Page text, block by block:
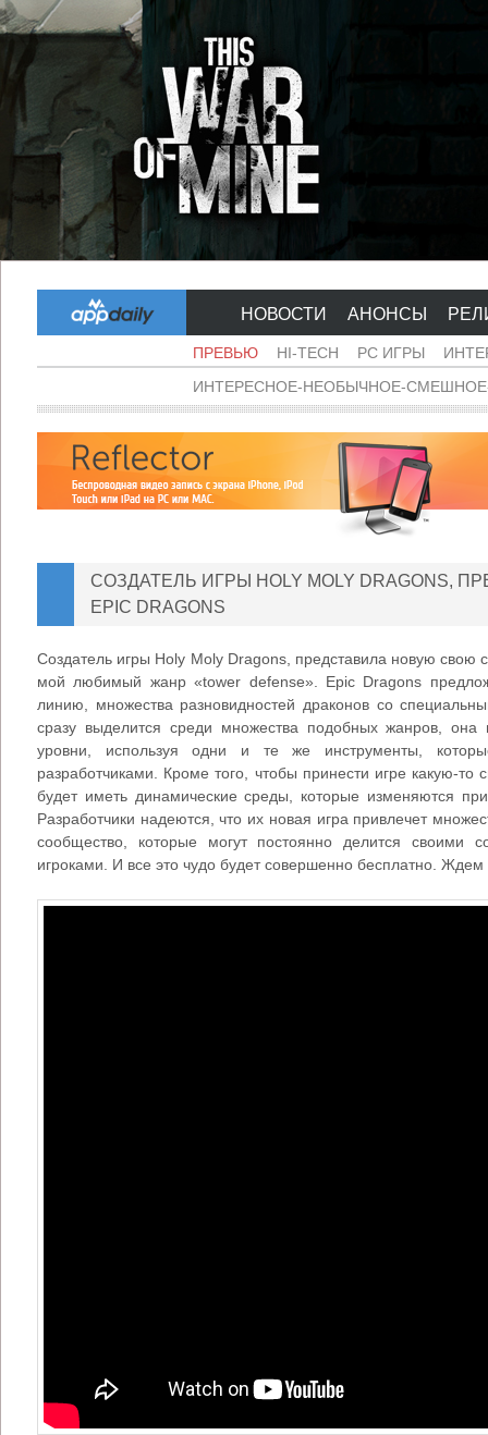
НОВОСТИ АНОНСЫ
ПРЕВЬЮ HI-TECH PC ИГРЫ
ИНТЕРЕСНОЕ-НЕОБЫЧНОЕ-
СОЗДАТЕЛЬ ИГРЫ HOLY MOLY DRAGONS,
EPIC DRAGONS
Создатель игры Holy Moly Dragons, представила новую свою
мой любимый жанр «tower defense». Epic Dragons
линию, множества разновидностей драконов со
сразу выделится среди множества подобных жанров, она
уровни, используя одни и те же инструменты,
разработчиками. Кроме того, чтобы принести игре какую-то
будет иметь динамические среды, которые изменяются
Разработчики надеются, что их новая игра привлечет
сообщество, которые могут постоянно делится своими
игроками. И все это чудо будет совершенно бесплатно.